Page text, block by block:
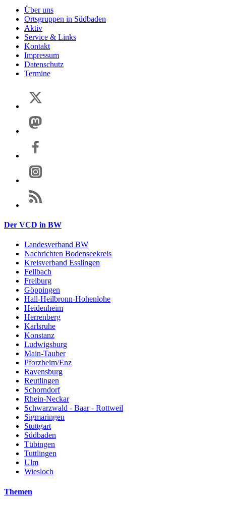
Über uns
Ortsgruppen in Südbaden
Aktiv
Service & Links
Kontakt
Impressum
Datenschutz
Termine
Der VCD in BW
Landesverband BW
Nachrichten Bodenseekreis
Kreisverband Esslingen
Fellbach
Freiburg
Göppingen
Hall-Heilbronn-Hohenlohe
Heidenheim
Herrenberg
Karlsruhe
Konstanz
Ludwigsburg
Main-Tauber
Pforzheim/Enz
Ravensburg
Reutlingen
Schorndorf
Rhein-Neckar
Schwarzwald - Baar - Rottweil
Sigmaringen
Stuttgart
Südbaden
Tübingen
Tuttlingen
Ulm
Wiesloch
Themen